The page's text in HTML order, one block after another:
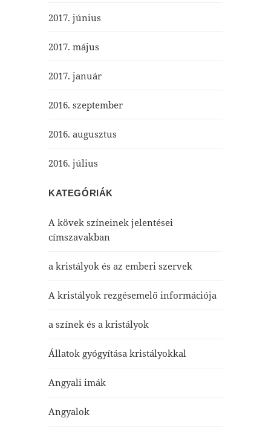
2017. június
2017. május
2017. január
2016. szeptember
2016. augusztus
2016. július
KATEGÓRIÁK
A kövek színeinek jelentései
címszavakban
a kristályok és az emberi szervek
A kristályok rezgésemelő információja
a színek és a kristályok
Állatok gyógyítása kristályokkal
Angyali imák
Angyalok